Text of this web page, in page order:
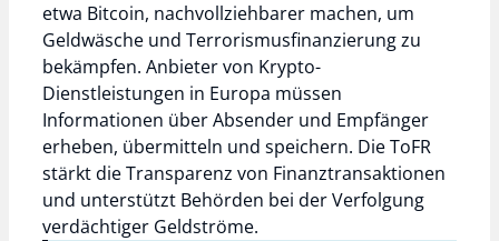
etwa Bitcoin, nachvollziehbarer machen, um
Geldwäsche und Terrorismusfinanzierung zu
bekämpfen. Anbieter von Krypto-
Dienstleistungen in Europa müssen
Informationen über Absender und Empfänger
erheben, übermitteln und speichern. Die ToFR
stärkt die Transparenz von Finanztransaktionen
und unterstützt Behörden bei der Verfolgung
verdächtiger Geldströme.